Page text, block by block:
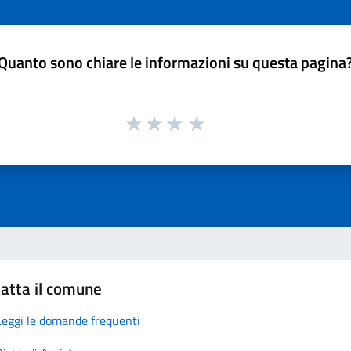
sono chiare le informazioni su questa
il comune
le domande frequenti